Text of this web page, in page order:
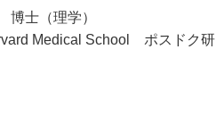
士（理学）
Medical School ポスドク研